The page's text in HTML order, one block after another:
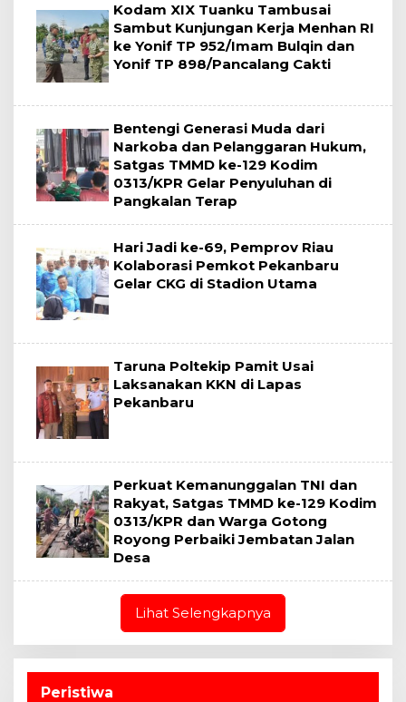
Kodam XIX Tuanku Tambusai
Sambut Kunjungan Kerja Menhan RI
ke Yonif TP 952/Imam Bulqin dan
Yonif TP 898/Pancalang Cakti
Bentengi Generasi Muda dari
Narkoba dan Pelanggaran Hukum,
Satgas TMMD ke-129 Kodim
0313/KPR Gelar Penyuluhan di
Pangkalan Terap
‎Hari Jadi ke-69, Pemprov Riau
Kolaborasi Pemkot Pekanbaru
Gelar CKG di Stadion Utama
Taruna Poltekip Pamit Usai
Laksanakan KKN di Lapas
Pekanbaru
Perkuat Kemanunggalan TNI dan
Rakyat, Satgas TMMD ke-129 Kodim
0313/KPR dan Warga Gotong
Royong Perbaiki Jembatan Jalan
Desa
Lihat Selengkapnya
Peristiwa